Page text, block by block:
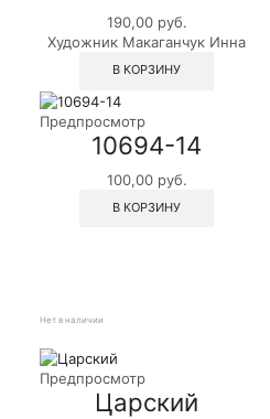
190,00 руб.
Художник Макаганчук Инна
В КОРЗИНУ
Предпросмотр
10694-14
100,00 руб.
В КОРЗИНУ
Нет в наличии
Предпросмотр
Царский